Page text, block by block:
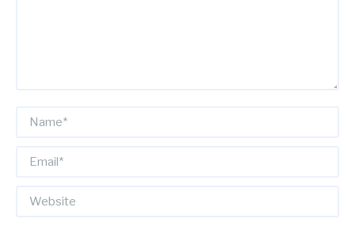
Name *
Email *
Website